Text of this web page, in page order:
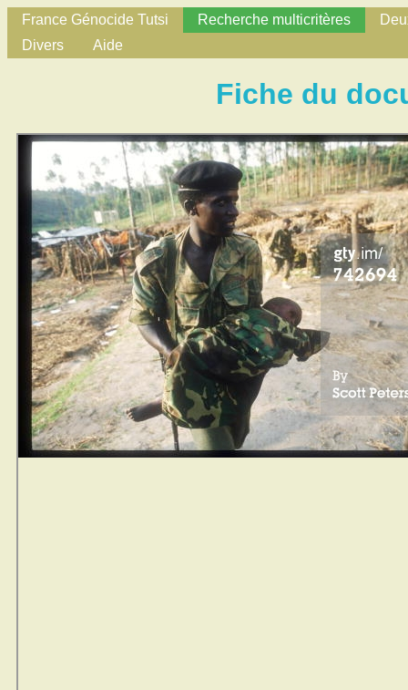
France Génocide Tutsi Recherche multicritères
Divers
Aide
Fiche du